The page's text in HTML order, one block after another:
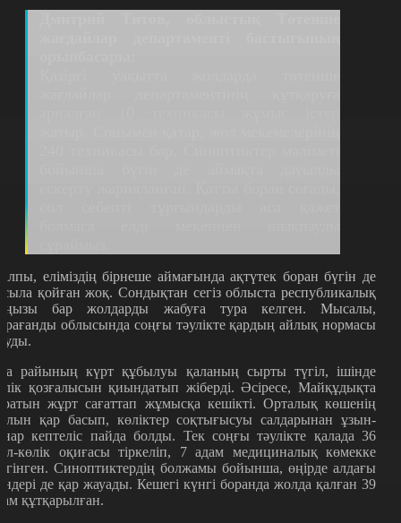
еліміздің бірнеше аймағында ақтүтек боран бүгін де
қойған жоқ. Сондықтан сегіз облыста республикалық
бар жолдарды жабуға тура келген. Мысалы,
облысында соңғы тәулікте қардың айлық нормасы
райының күрт құбылуы қаланың сырты түгіл, ішінде
қозғалысын қиындатып жіберді. Әсіресе, Майқұдықта
жұрт сағаттап жұмысқа кешікті. Орталық көшенің
қар басып, көліктер соқтығысуы салдарынан ұзын-
кептеліс пайда болды. Тек соңғы тәулікте қалада 36
көлік оқиғасы тіркеліп, 7 адам медициналық көмекке
Синоптиктердің болжамы бойынша, өңірде алдағы
де қар жауады. Кешегі күнгі боранда жолда қалған 39
құтқарылған.